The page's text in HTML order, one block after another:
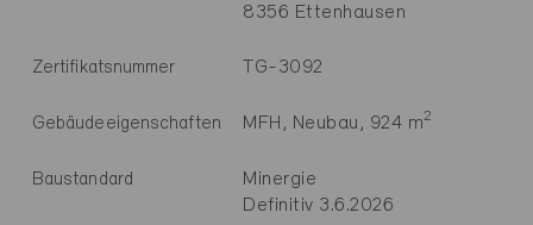
8356 Ettenhausen
Zertifikatsnummer TG-3092
Gebäudeeigenschaften MFH, Neubau, 924 m2
Baustandard
Minergie
Definitiv 3.6.2026